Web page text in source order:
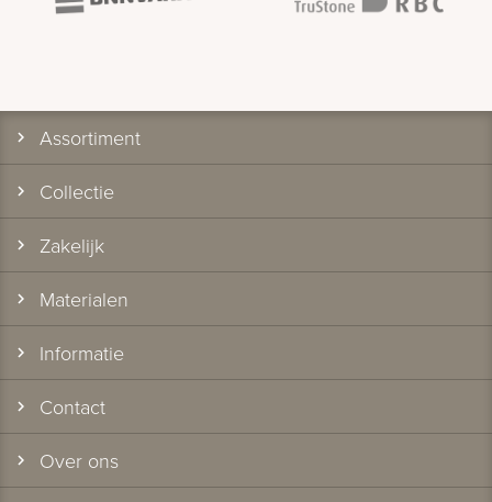
Assortiment
Collectie
Zakelijk
Materialen
Informatie
Contact
Over ons